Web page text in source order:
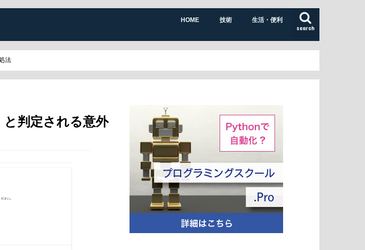
search
HOME 技術 生活・便利
法
判定される意外